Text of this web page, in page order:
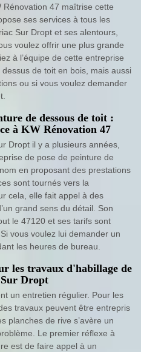
47 maîtrise cette
ses services à tous les
Sur Dropt et ses alentours,
voulez offrir une plus grande
à l’équipe de cette entreprise
de toit en bois, mais aussi
ou si vous voulez demander
de dessous de toit :
à KW Rénovation 47
Dropt il y a plusieurs années,
de pose de peinture de
en proposant des prestations
sont tournés vers la
cela, elle fait appel à des
grand sens du détail. Son
le 47120 et ses tarifs sont
vous voulez lui demander un
les heures de bureau.
les travaux d'habillage de
Dropt
un entretien régulier. Pour les
travaux peuvent être entrepris
planches de rive s’avère un
Le premier réflexe à
est de faire appel à un